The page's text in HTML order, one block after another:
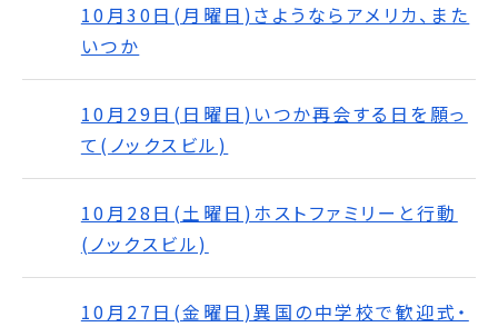
10月30日(月曜日)さようならアメリカ、また
いつか
10月29日(日曜日)いつか再会する日を願っ
て(ノックスビル)
10月28日(土曜日)ホストファミリーと行動
(ノックスビル)
10月27日(金曜日)異国の中学校で歓迎式・